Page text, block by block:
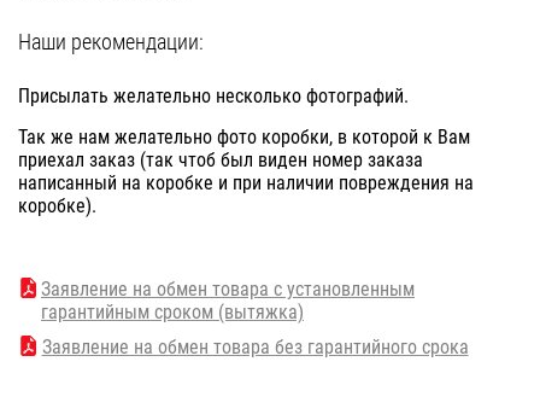
Наши рекомендации:
Присылать желательно несколько фотографий.
Так же нам желательно фото коробки, в которой к Вам
приехал заказ (так чтоб был виден номер заказа
написанный на коробке и при наличии повреждения на
коробке).
Заявление на обмен товара с установленным
гарантийным сроком (вытяжка)
Заявление на обмен товара без гарантийного срока